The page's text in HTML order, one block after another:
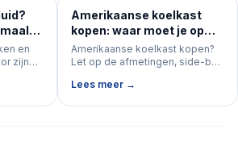
en
zijn
luidere
Amerikaanse koelkast
kopen: waar moet je op
letten?
Amerikaanse koelkast kopen?
Let op de afmetingen, side-by-
geen wateraansluiting, No Frost
Lees meer →